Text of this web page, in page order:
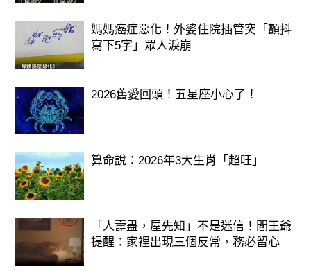
媽媽癌症惡化！外婆住院插管突「顫抖
寫下5字」眾人淚崩
2026舊愛回頭！五星座小心了！
算命說：2026年3大生肖「超旺」
「人壽盡，屋先知」不是迷信！閻王爺
提醒：家裡出現三個反常，務必留心